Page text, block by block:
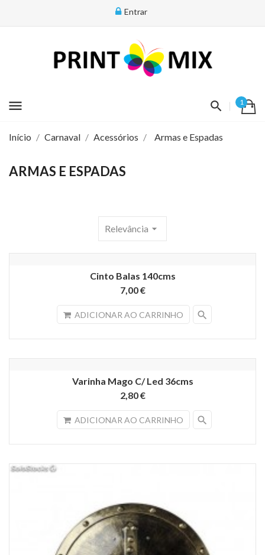
Entrar
menu 1
Início Carnaval Acessórios Armas e Espadas
ARMAS E ESPADAS
Relevância arrow_drop_down
Cinto Balas 140cms
7,00 €
ADICIONAR AO CARRINHO search
Varinha Mago C/ Led 36cms
2,80 €
ADICIONAR AO CARRINHO search